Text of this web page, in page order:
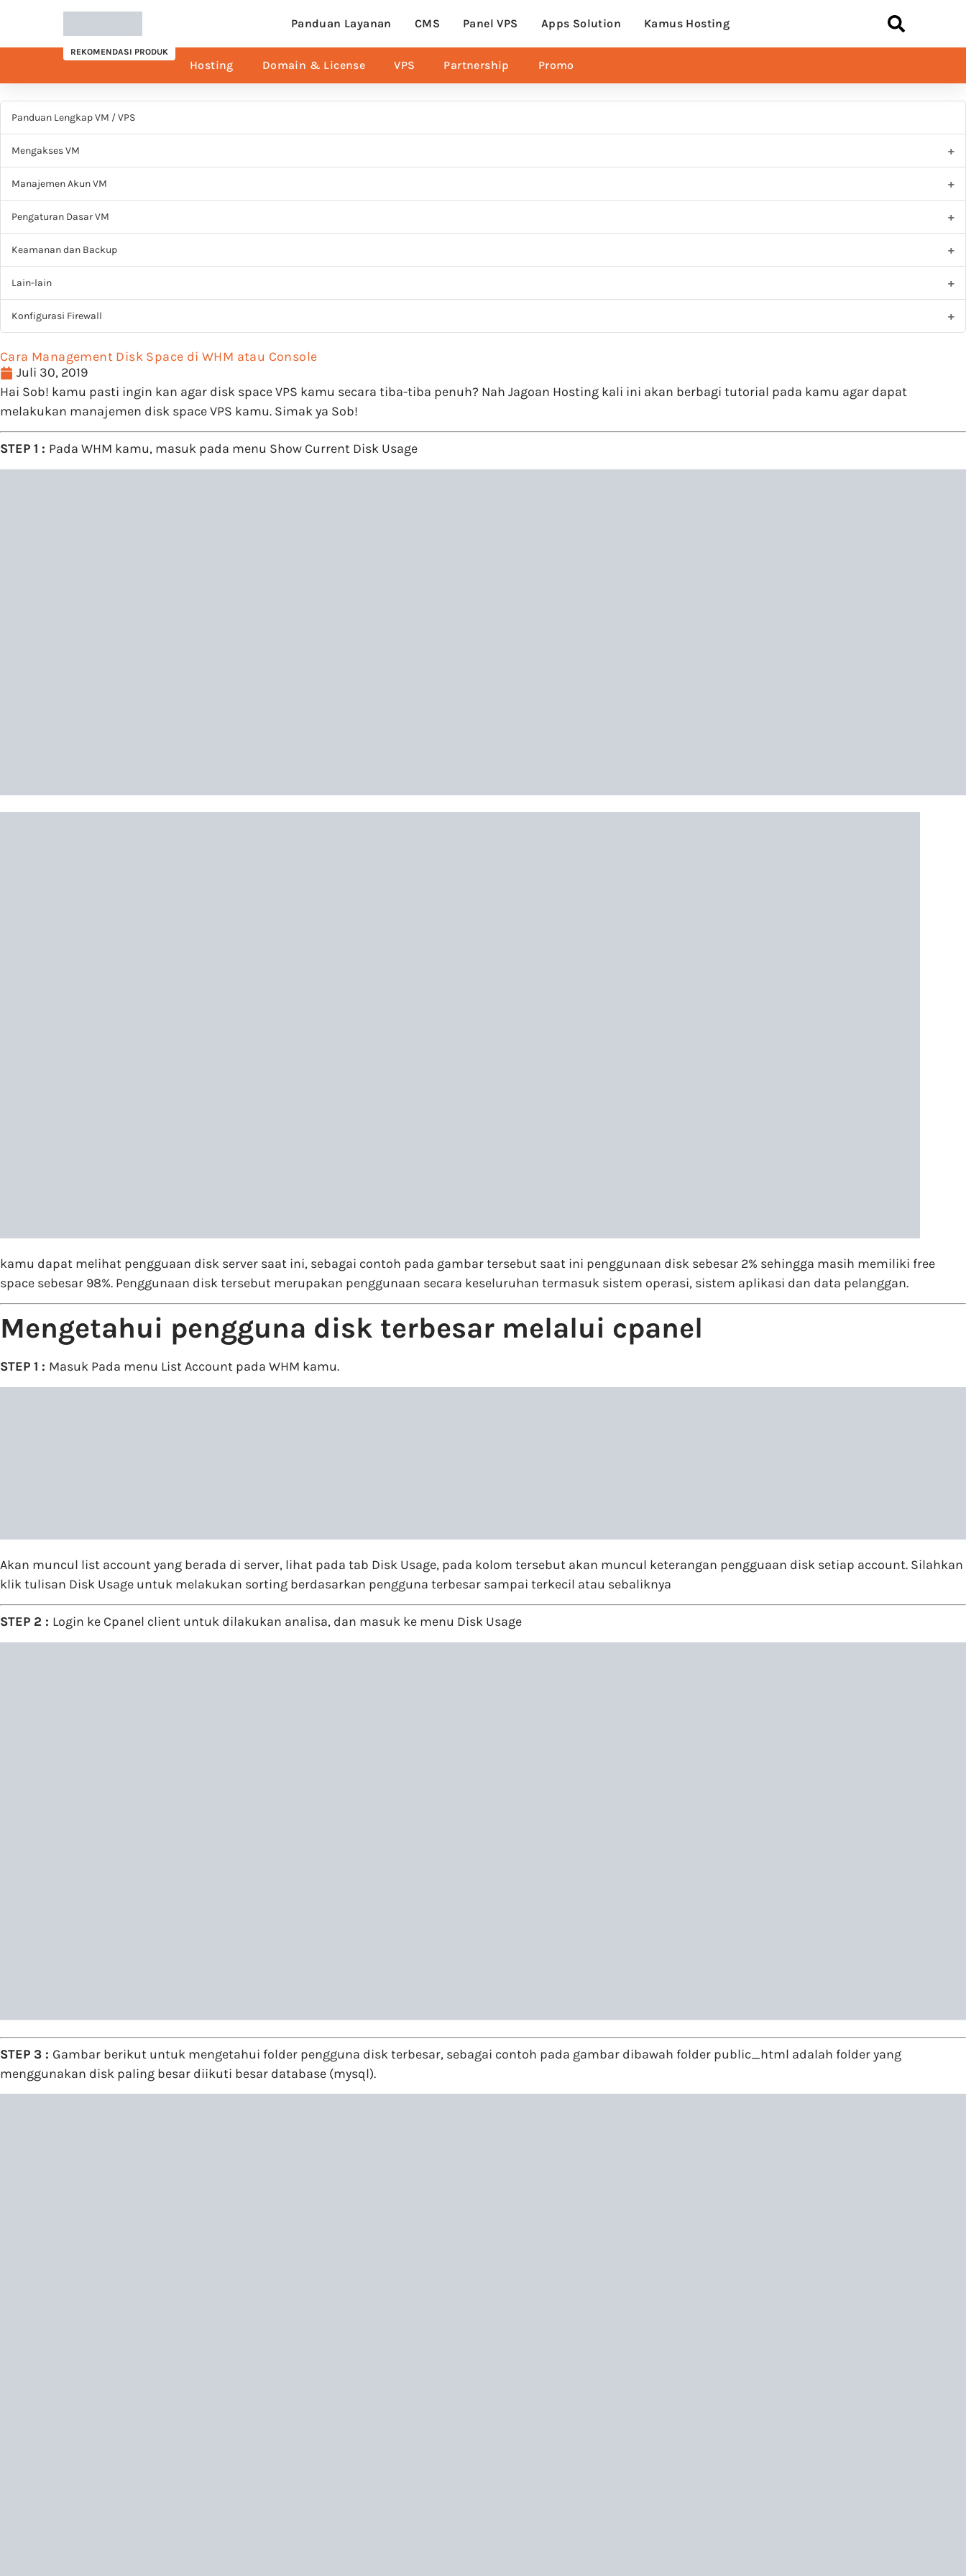
Panduan Layanan CMS Panel VPS Apps Solution Kamus Hosting
REKOMENDASI PRODUK
Hosting Domain & License VPS Partnership Promo
Panduan Lengkap VM / VPS
Mengakses VM
Manajemen Akun VM
Pengaturan Dasar VM
Keamanan dan Backup
Lain-lain
Konfigurasi Firewall
Cara Management Disk Space di WHM atau Console
Juli 30, 2019
Hai Sob! kamu pasti ingin kan agar disk space VPS kamu secara tiba-tiba penuh? Nah Jagoan Hosting kali ini akan berbagi tutorial pada kamu agar dapat
melakukan manajemen disk space VPS kamu. Simak ya Sob!
STEP 1 : Pada WHM kamu, masuk pada menu Show Current Disk Usage
kamu dapat melihat pengguaan disk server saat ini, sebagai contoh pada gambar tersebut saat ini penggunaan disk sebesar 2% sehingga masih memiliki free
space sebesar 98%. Penggunaan disk tersebut merupakan penggunaan secara keseluruhan termasuk sistem operasi, sistem aplikasi dan data pelanggan.
Mengetahui pengguna disk terbesar melalui cpanel
STEP 1 : Masuk Pada menu List Account pada WHM kamu.
Akan muncul list account yang berada di server, lihat pada tab Disk Usage, pada kolom tersebut akan muncul keterangan pengguaan disk setiap account. Silahkan
klik tulisan Disk Usage untuk melakukan sorting berdasarkan pengguna terbesar sampai terkecil atau sebaliknya
STEP 2 : Login ke Cpanel client untuk dilakukan analisa, dan masuk ke menu Disk Usage
STEP 3 : Gambar berikut untuk mengetahui folder pengguna disk terbesar, sebagai contoh pada gambar dibawah folder public_html adalah folder yang
menggunakan disk paling besar diikuti besar database (mysql).